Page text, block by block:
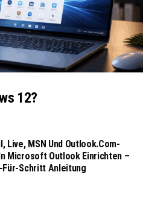
12?
Live, MSN Und Outlook.com-
Microsoft Outlook Einrichten –
Schritt Anleitung